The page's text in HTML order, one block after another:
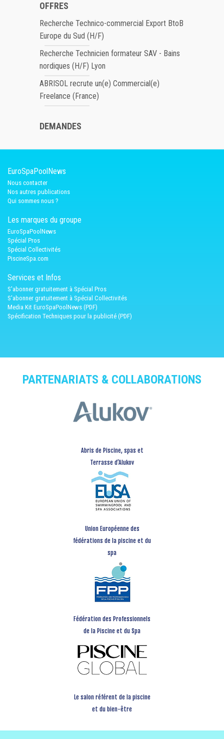
OFFRES
Recherche Technico-commercial Export BtoB
Europe du Sud (H/F)
Recherche Technicien formateur SAV - Bains
nordiques (H/F) Lyon
ABRISOL recrute un(e) Commercial(e)
Freelance (France)
DEMANDES
EuroSpaPoolNews
Nous contacter
Nos autres publications
Qui sommes nous ?
Les marques du groupe
EuroSpaPoolNews
Spécial Pros
Spécial Collectivités
PiscineSpa.com
Services et Infos
S'abonner gratuitement à Spécial Pros
S'abonner gratuitement à Spécial Collectivités
Media Kit EuroSpaPoolNews (PDF)
Spécification Techniques pour la publicité (PDF)
PARTENARIATS & COLLABORATIONS
Abris de Piscine, spas et
Terrasse d’Alukov
Union Européenne des
fédérations de la piscine et du
spa
Fédération des Professionnels
de la Piscine et du Spa
Le salon référent de la piscine
et du bien-être